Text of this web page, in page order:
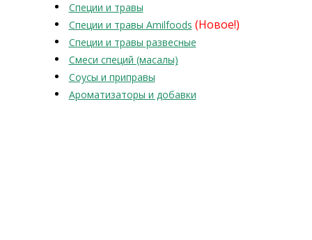
Специи и травы
Специи и травы Amilfoods (Новое!)
Специи и травы развесные
Смеси специй (масалы)
Соусы и приправы
Ароматизаторы и добавки